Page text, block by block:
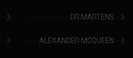
DR.MARTENS
ALEXANDER MCQUEEN